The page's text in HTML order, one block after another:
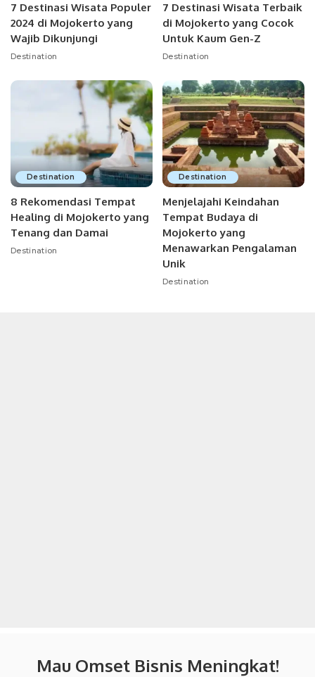
7 Destinasi Wisata Populer
2024 di Mojokerto yang
Wajib Dikunjungi
Destination
7 Destinasi Wisata Terbaik
di Mojokerto yang Cocok
Untuk Kaum Gen-Z
Destination
Destination
8 Rekomendasi Tempat
Healing di Mojokerto yang
Tenang dan Damai
Destination
Destination
Menjelajahi Keindahan
Tempat Budaya di
Mojokerto yang
Menawarkan Pengalaman
Unik
Destination
Mau Omset Bisnis Meningkat!